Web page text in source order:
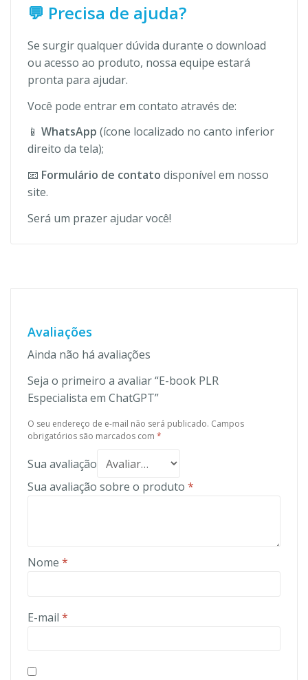
💬 Precisa de ajuda?
Se surgir qualquer dúvida durante o download
ou acesso ao produto, nossa equipe estará
pronta para ajudar.
Você pode entrar em contato através de:
📱 WhatsApp (ícone localizado no canto inferior
direito da tela);
📧 Formulário de contato disponível em nosso
site.
Será um prazer ajudar você!
Avaliações
Ainda não há avaliações
Seja o primeiro a avaliar “E-book PLR
Especialista em ChatGPT”
O seu endereço de e-mail não será publicado. Campos
obrigatórios são marcados com *
Sua avaliação
Sua avaliação sobre o produto *
Nome *
E-mail *